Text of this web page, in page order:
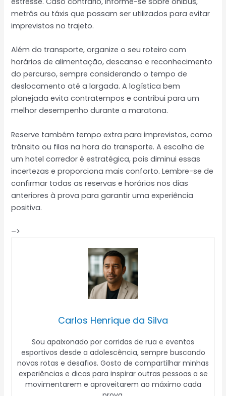
metrôs ou táxis que possam ser utilizados para evitar
imprevistos no trajeto.
Além do transporte, organize o seu roteiro com
horários de alimentação, descanso e reconhecimento
do percurso, sempre considerando o tempo de
deslocamento até a largada. A logística bem
planejada evita contratempos e contribui para um
melhor desempenho durante a maratona.
Reserve também tempo extra para imprevistos, como
trânsito ou filas na hora do transporte. A escolha de
um hotel corredor é estratégica, pois diminui essas
incertezas e proporciona mais conforto. Lembre-se de
confirmar todas as reservas e horários nos dias
anteriores à prova para garantir uma experiência
positiva.
–>
Carlos Henrique da Silva
Sou apaixonado por corridas de rua e eventos
esportivos desde a adolescência, sempre buscando
novas rotas e desafios. Gosto de compartilhar minhas
experiências e dicas para inspirar outras pessoas a se
movimentarem e aproveitarem ao máximo cada